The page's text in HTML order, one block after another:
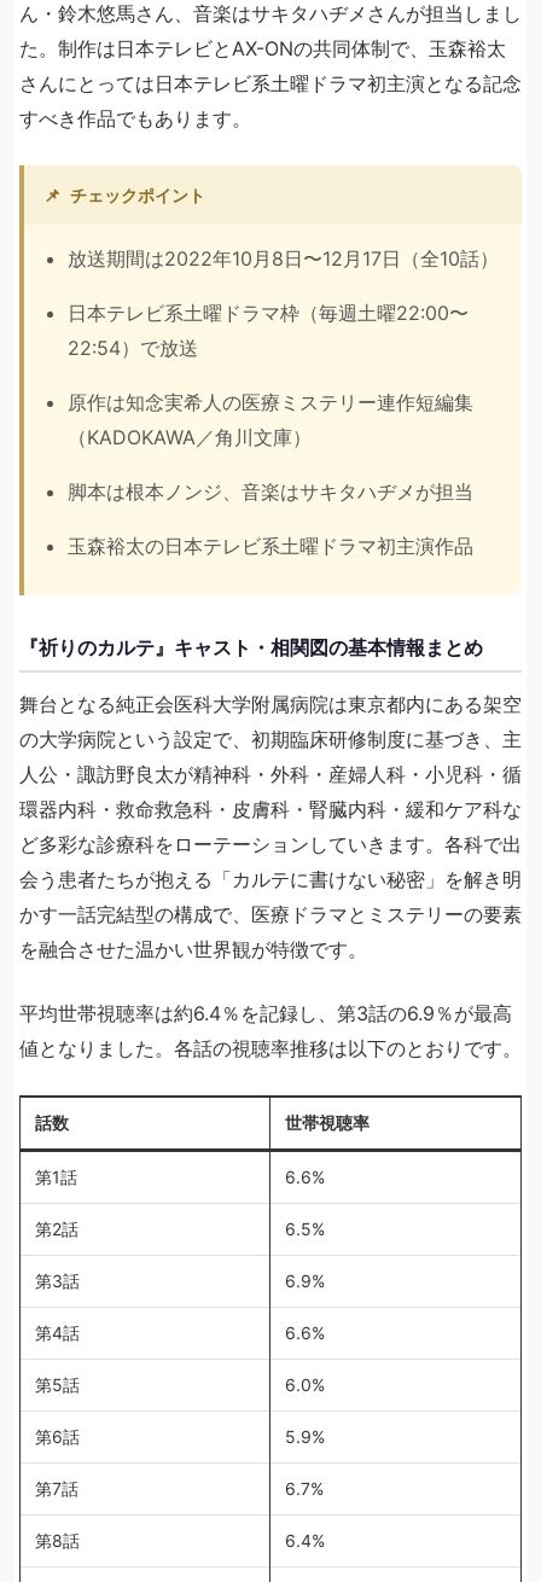
ん・鈴木悠馬さん、音楽はサキタハヂメさんが担当しまし
た。制作は日本テレビとAX-ONの共同体制で、玉森裕太
さんにとっては日本テレビ系土曜ドラマ初主演となる記念
すべき作品でもあります。
📌 チェックポイント
放送期間は2022年10月8日〜12月17日（全10話）
日本テレビ系土曜ドラマ枠（毎週土曜22:00〜
22:54）で放送
原作は知念実希人の医療ミステリー連作短編集
（KADOKAWA／角川文庫）
脚本は根本ノンジ、音楽はサキタハヂメが担当
玉森裕太の日本テレビ系土曜ドラマ初主演作品
『祈りのカルテ』キャスト・相関図の基本情報まとめ
舞台となる純正会医科大学附属病院は東京都内にある架空
の大学病院という設定で、初期臨床研修制度に基づき、主
人公・諏訪野良太が精神科・外科・産婦人科・小児科・循
環器内科・救命救急科・皮膚科・腎臓内科・緩和ケア科な
ど多彩な診療科をローテーションしていきます。各科で出
会う患者たちが抱える「カルテに書けない秘密」を解き明
かす一話完結型の構成で、医療ドラマとミステリーの要素
を融合させた温かい世界観が特徴です。
平均世帯視聴率は約6.4％を記録し、第3話の6.9％が最高
値となりました。各話の視聴率推移は以下のとおりです。
話数 世帯視聴率
第1話 6.6%
第2話 6.5%
第3話 6.9%
第4話 6.6%
第5話 6.0%
第6話 5.9%
第7話 6.7%
第8話 6.4%